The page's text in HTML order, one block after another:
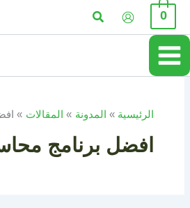
تخطي
المحتوى
0 البحث
الرئيسية المدونة المقالات
افضل برنامج